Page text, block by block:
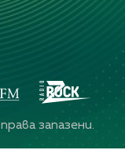
запазени.